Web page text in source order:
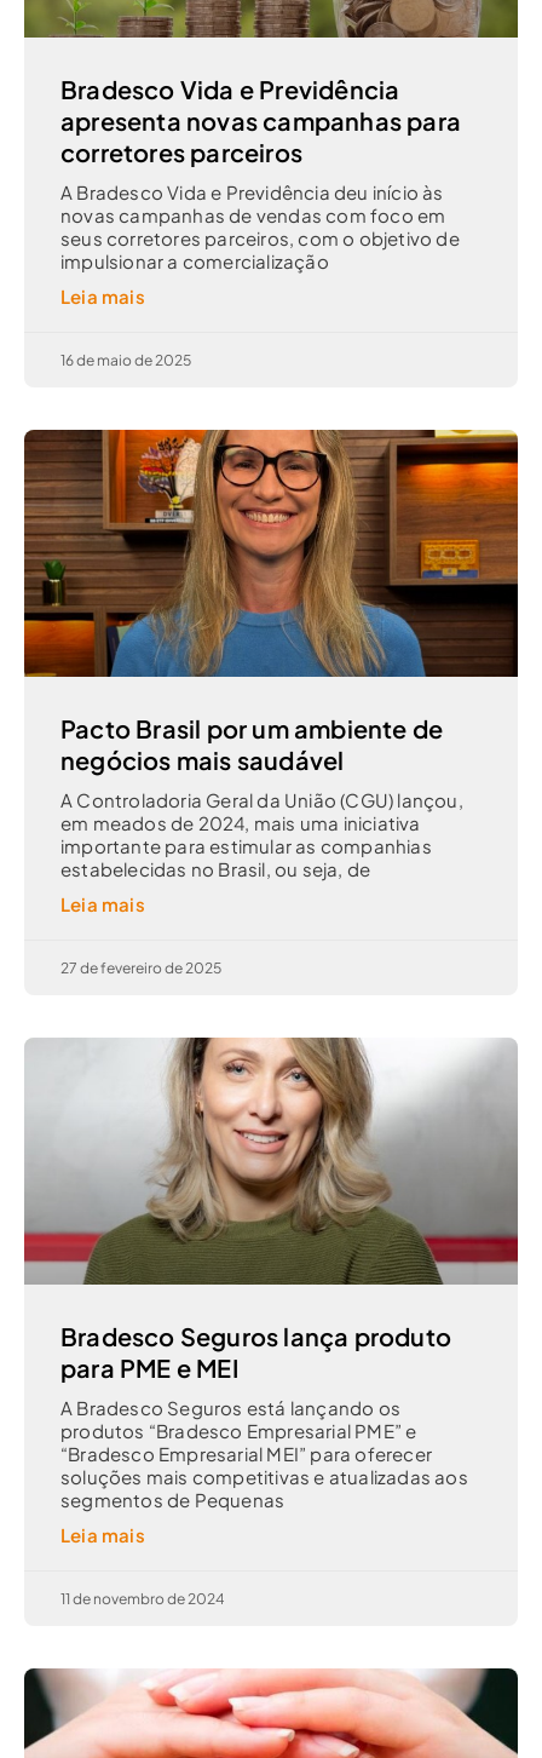
Bradesco Vida e Previdência
apresenta novas campanhas para
corretores parceiros
A Bradesco Vida e Previdência deu início às
novas campanhas de vendas com foco em
seus corretores parceiros, com o objetivo de
impulsionar a comercialização
Leia mais
16 de maio de 2025
Pacto Brasil por um ambiente de
negócios mais saudável
A Controladoria Geral da União (CGU) lançou,
em meados de 2024, mais uma iniciativa
importante para estimular as companhias
estabelecidas no Brasil, ou seja, de
Leia mais
27 de fevereiro de 2025
Bradesco Seguros lança produto
para PME e MEI
A Bradesco Seguros está lançando os
produtos “Bradesco Empresarial PME” e
“Bradesco Empresarial MEI” para oferecer
soluções mais competitivas e atualizadas aos
segmentos de Pequenas
Leia mais
11 de novembro de 2024